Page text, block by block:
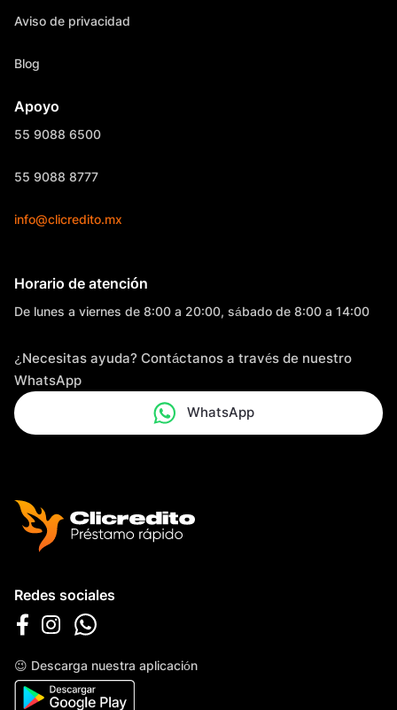
Aviso de privacidad
Blog
Apoyo
55 9088 6500
55 9088 8777
info@clicredito.mx
Horario de atención
De lunes a viernes de 8:00 a 20:00, sábado de 8:00 a 14:00
¿Necesitas ayuda? Contáctanos a través de nuestro
WhatsApp
WhatsApp
Redes sociales
😉 Descarga nuestra aplicación